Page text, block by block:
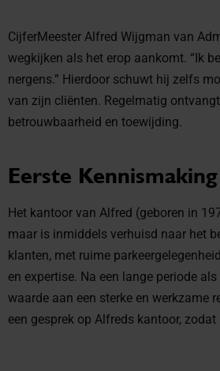
CijferMeester Alfred Wijgman van
wegkijken als het erop aankomt. “Ik
nergens.” Hierdoor schuwt hij zelfs
van zijn cliënten. Regelmatig
betrouwbaarheid en toewijding.
Eerste Kennismaking
Het kantoor van Alfred (geboren in
maar is inmiddels verhuisd naar het
klanten, met ruime
en expertise. Na een lange periode
waarde aan een sterke en werkzame
een gesprek op Alfreds kantoor,